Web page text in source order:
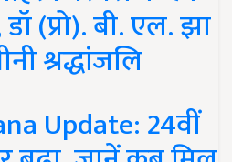
(प्रो). बी. एल. झा
श्रद्धांजलि
Update: 24वीं